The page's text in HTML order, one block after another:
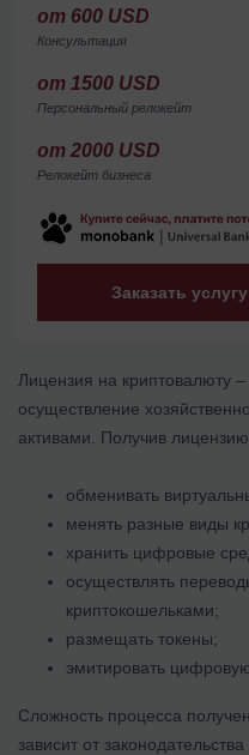
от 600 USD
Консультация
от 1500 USD
Персональный релокейт
от 2000 USD
Релокейт бизнеса
Заказать услугу
Лицензия на криптовалюту
осуществление
активами. Получив
обменивать
менять разные виды
хранить цифровые
осуществлять
криптокошельками;
размещать токены;
эмитировать
Сложность процесса
зависит от